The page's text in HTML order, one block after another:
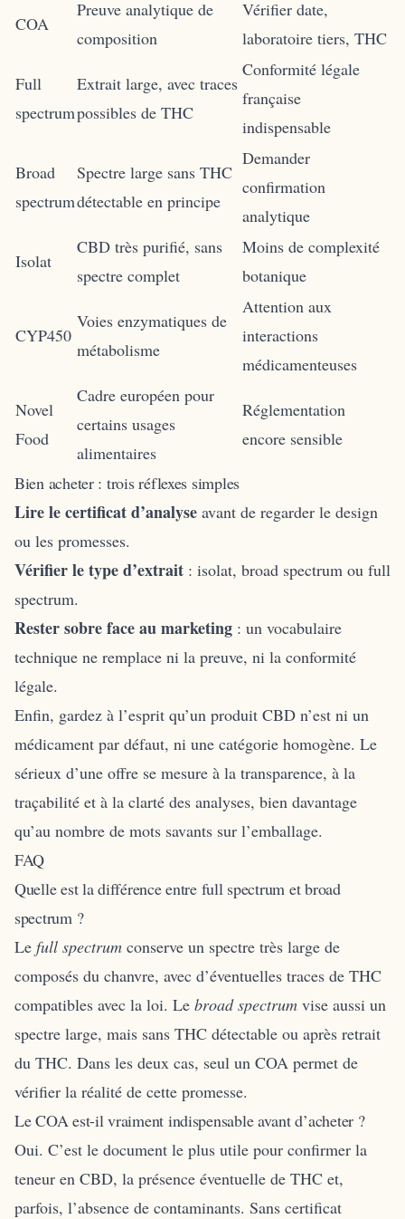
COA
Preuve analytique de
composition
Vérifier date,
laboratoire tiers, THC
Full
spectrum
Extrait large, avec traces
possibles de THC
Conformité légale
française
indispensable
Broad
spectrum
Spectre large sans THC
détectable en principe
Demander
confirmation
analytique
Isolat
CBD très purifié, sans
spectre complet
Moins de complexité
botanique
CYP450
Voies enzymatiques de
métabolisme
Attention aux
interactions
médicamenteuses
Novel
Food
Cadre européen pour
certains usages
alimentaires
Réglementation
encore sensible
Bien acheter : trois réflexes simples
Lire le certificat d’analyse avant de regarder le design
ou les promesses.
Vérifier le type d’extrait : isolat, broad spectrum ou full
spectrum.
Rester sobre face au marketing : un vocabulaire
technique ne remplace ni la preuve, ni la conformité
légale.
Enfin, gardez à l’esprit qu’un produit CBD n’est ni un
médicament par défaut, ni une catégorie homogène. Le
sérieux d’une offre se mesure à la transparence, à la
traçabilité et à la clarté des analyses, bien davantage
qu’au nombre de mots savants sur l’emballage.
FAQ
Quelle est la différence entre full spectrum et broad
spectrum ?
Le full spectrum conserve un spectre très large de
composés du chanvre, avec d’éventuelles traces de THC
compatibles avec la loi. Le broad spectrum vise aussi un
spectre large, mais sans THC détectable ou après retrait
du THC. Dans les deux cas, seul un COA permet de
vérifier la réalité de cette promesse.
Le COA est-il vraiment indispensable avant d’acheter ?
Oui. C’est le document le plus utile pour confirmer la
teneur en CBD, la présence éventuelle de THC et,
parfois, l’absence de contaminants. Sans certificat